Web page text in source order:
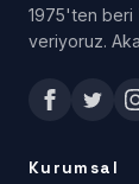
1975'ten beri
veriyoruz.
Kurumsal